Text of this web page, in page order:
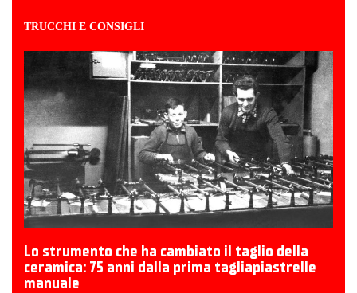
TRUCCHI E CONSIGLI
Lo strumento che ha cambiato il taglio della
ceramica: 75 anni dalla prima tagliapiastrelle
manuale